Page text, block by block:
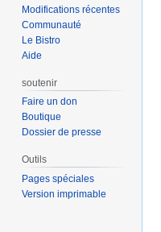
Modifications récentes
Communauté
Le Bistro
Aide
soutenir
Faire un don
Boutique
Dossier de presse
Outils
Pages spéciales
Version imprimable